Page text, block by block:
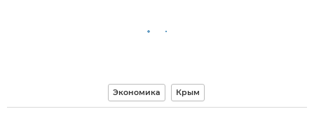
Экономика Крым